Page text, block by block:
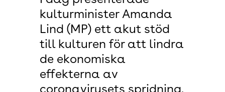
kulturminister Amanda
Lind (MP) ett akut stöd
till kulturen för att lindra
de ekonomiska
effekterna av